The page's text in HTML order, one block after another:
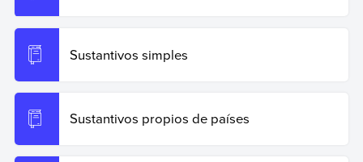
Sustantivos simples
Sustantivos propios de países